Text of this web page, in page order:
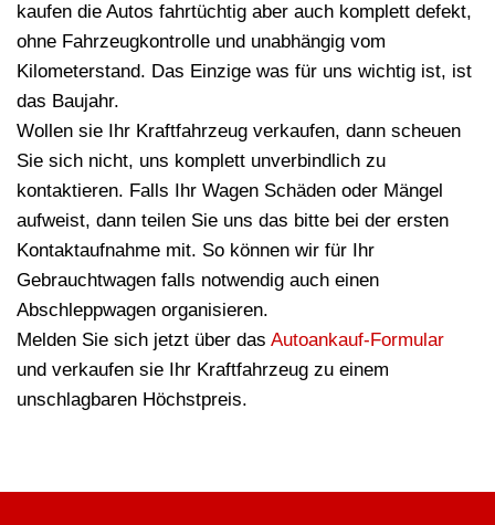
kaufen die Autos fahrtüchtig aber auch komplett defekt,
ohne Fahrzeugkontrolle und unabhängig vom
Kilometerstand. Das Einzige was für uns wichtig ist, ist
das Baujahr.
Wollen sie Ihr Kraftfahrzeug verkaufen, dann scheuen
Sie sich nicht, uns komplett unverbindlich zu
kontaktieren. Falls Ihr Wagen Schäden oder Mängel
aufweist, dann teilen Sie uns das bitte bei der ersten
Kontaktaufnahme mit. So können wir für Ihr
Gebrauchtwagen falls notwendig auch einen
Abschleppwagen organisieren.
Melden Sie sich jetzt über das Autoankauf-Formular
und verkaufen sie Ihr Kraftfahrzeug zu einem
unschlagbaren Höchstpreis.